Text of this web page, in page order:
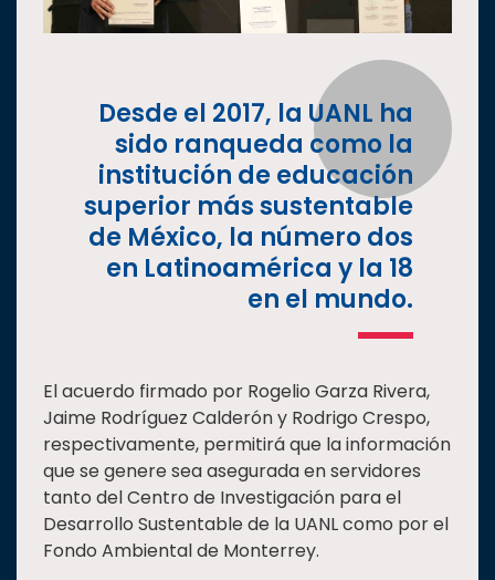
Desde el 2017, la UANL ha
sido ranqueda como la
institución de educación
superior más sustentable
de México, la número dos
en Latinoamérica y la 18
en el mundo.
El acuerdo firmado por Rogelio Garza Rivera,
Jaime Rodríguez Calderón y Rodrigo Crespo,
respectivamente, permitirá que la información
que se genere sea asegurada en servidores
tanto del Centro de Investigación para el
Desarrollo Sustentable de la UANL como por el
Fondo Ambiental de Monterrey.